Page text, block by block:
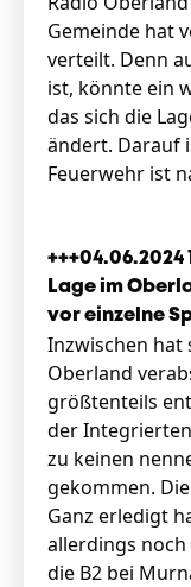
Gemeinde hat
verteilt. Denn
ist, könnte ein
das sich die
ändert. Darauf
Feuerwehr ist
+++04.06.2024
Lage im
vor einzelne
Inzwischen hat
Oberland
größtenteils
der
zu keinen
gekommen.
Ganz erledigt
allerdings
die B2 bei